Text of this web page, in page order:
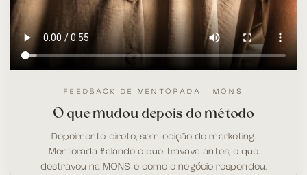
FEEDBACK DE MENTORADA · MONS
O que mudou depois do método
Depoimento direto, sem edição de marketing.
Mentorada falando o que travava antes, o que
destravou na MONS e como o negócio respondeu.